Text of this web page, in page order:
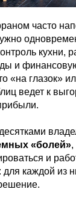
часто
кухни,
и финансовую
«на глазок»
ведет к
«болей»
и
каждой из